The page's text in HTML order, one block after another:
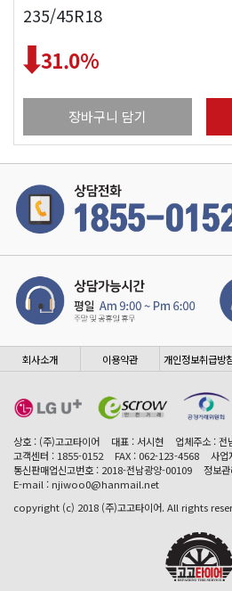
235/45R18
31.0%
장바구니 담기
회사소개 이용약관 개인정보취급방
상호 : (주)고고타이어 대표 : 서시현
업체주소 : 전
고객센터 : 1855-0152
FAX : 062-123-4568
사업
통신판매업신고번호 : 2018-전남광양-00109
정보
E-mail : njiwoo0@hanmail.net
copyright (c) 2018 (주)고고타이어. All rights